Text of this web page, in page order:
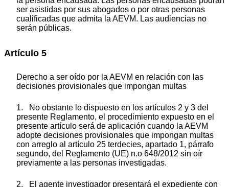
ser asistidas por sus abogados o por otras personas
cualificadas que admita la AEVM. Las audiencias no
serán públicas.
Artículo 5
Derecho a ser oído por la AEVM en relación con las
decisiones provisionales que impongan multas
1. No obstante lo dispuesto en los artículos 2 y 3 del
presente Reglamento, el procedimiento expuesto en el
presente artículo será de aplicación cuando la AEVM
adopte decisiones provisionales que impongan multas
con arreglo al artículo 25 terdecies, apartado 1, párrafo
segundo, del Reglamento (UE) n.o 648/2012 sin oír
previamente a las personas investigadas.
2. El agente investigador presentará el expediente con